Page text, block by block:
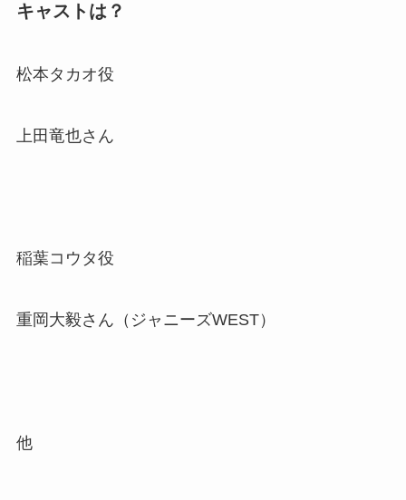
キャストは？
松本タカオ役
上田竜也さん
稲葉コウタ役
重岡大毅さん（ジャニーズWEST）
他